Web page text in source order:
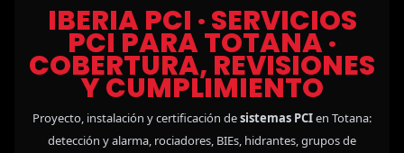
IBERIA PCI · SERVICIOS
PCI PARA TOTANA ·
COBERTURA, REVISIONES
Y CUMPLIMIENTO
Proyecto, instalación y certificación desistemas PCIen Totana:
detección y alarma, rociadores, BIEs, hidrantes, grupos de